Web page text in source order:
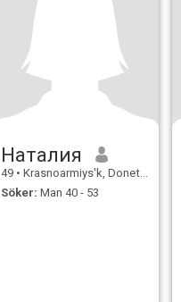
Наталия
49 • Krasnoarmiys'k, Donets'k, Ukraina
Söker: Man 40 - 53